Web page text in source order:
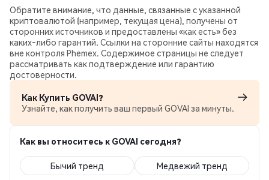
Обратите внимание, что данные, связанные с указанной
криптовалютой (например, текущая цена), получены от
сторонних источников и предоставлены «как есть» без
каких‑либо гарантий. Ссылки на сторонние сайты находятся
вне контроля Phemex. Содержимое страницы не следует
рассматривать как подтверждение или гарантию
достоверности.
Как Купить GOVAI?
Узнайте, как получить ваш первый GOVAI за минуты.
Как вы относитесь к GOVAI сегодня?
Бычий тренд Медвежий тренд